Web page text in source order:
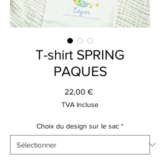
T-shirt SPRING
PAQUES
22,00 €Prix
TVA Incluse
Choix du design sur le sac *